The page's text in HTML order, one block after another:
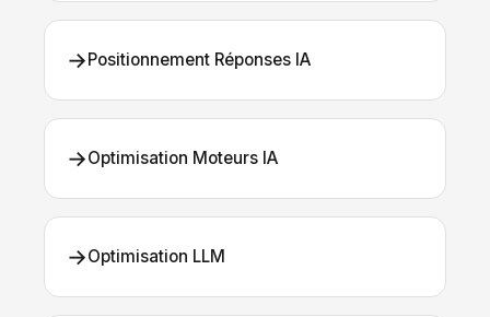
→Positionnement Réponses IA
→Optimisation Moteurs IA
→Optimisation LLM